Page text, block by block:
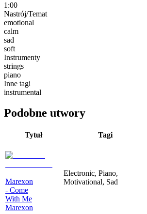
1:00
Nastrój/Temat
emotional
calm
sad
soft
Instrumenty
strings
piano
Inne tagi
instrumental
Podobne utwory
Tytuł Tagi
Marexon
- Come
With Me
Marexon
Electronic, Piano,
Motivational, Sad